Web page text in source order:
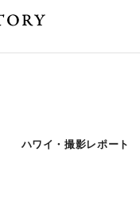
ハワイ・撮影レポート